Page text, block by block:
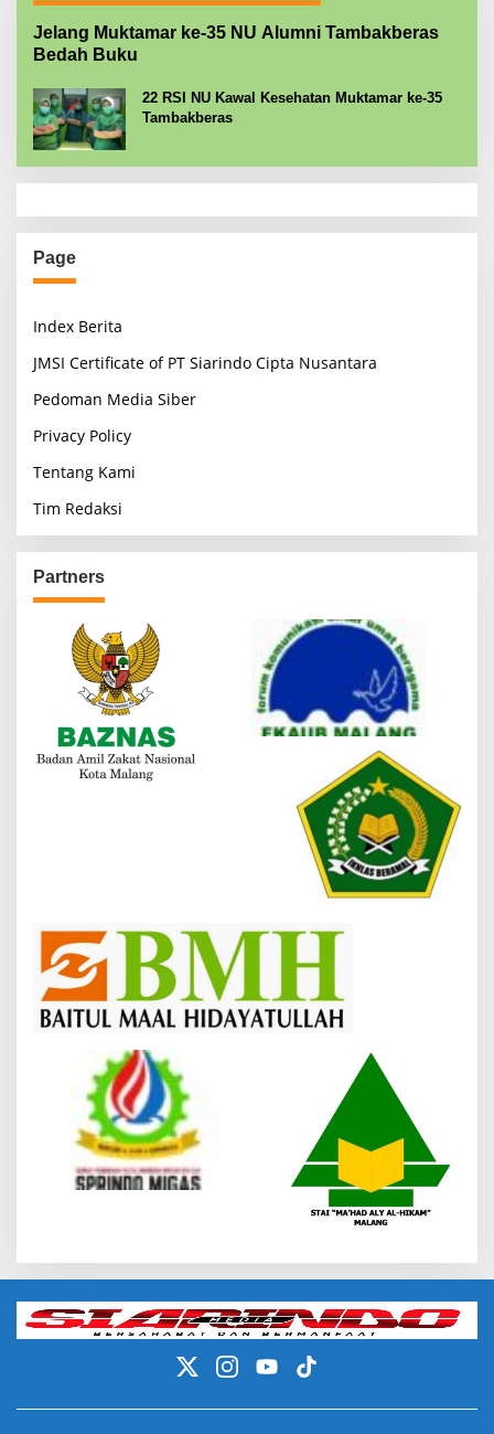
Jelang Muktamar ke-35 NU Alumni Tambakberas
Bedah Buku
22 RSI NU Kawal Kesehatan Muktamar ke-35
Tambakberas
Page
Index Berita
JMSI Certificate of PT Siarindo Cipta Nusantara
Pedoman Media Siber
Privacy Policy
Tentang Kami
Tim Redaksi
Partners